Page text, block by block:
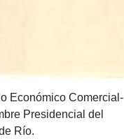
Económico Comercial-
Presidencial del
Río.